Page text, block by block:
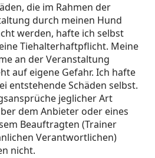
die im Rahmen der
durch meinen Hund
werden, hafte ich selbst
Tiehalterhaftpflicht. Meine
an der Veranstaltung
auf eigene Gefahr. Ich hafte
entstehende Schäden selbst.
jeglicher Art
dem Anbieter oder eines
Beauftragten (Trainer
Verantwortlichen)
nicht.